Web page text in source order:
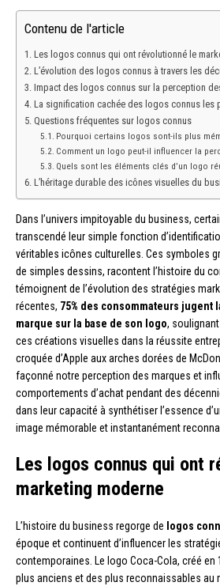
Contenu de l'article
Les logos connus qui ont révolutionné le
L’évolution des logos connus à travers les
Impact des logos connus sur la perception
La signification cachée des logos connus les
Questions fréquentes sur logos connus
Pourquoi certains logos sont-ils plus
Comment un logo peut-il influencer la
Quels sont les éléments clés d’un logo
L’héritage durable des icônes visuelles du
Dans l’univers impitoyable du business,
transcendé leur simple fonction
véritables icônes culturelles. Ces symboles
de simples dessins, racontent l’histoire du
témoignent de l’évolution des stratégies
récentes, 75% des consommateurs jugent
marque sur la base de son logo,
ces créations visuelles dans la réussite
croquée d’Apple aux arches dorées de
façonné notre perception des marques et
comportements d’achat pendant des
dans leur capacité à synthétiser l’essence
image mémorable et instantanément
Les logos connus qui ont
marketing moderne
L’histoire du business regorge de logos
époque et continuent d’influencer les
contemporaines. Le logo Coca-Cola, créé en
plus anciens et des plus reconnaissables au